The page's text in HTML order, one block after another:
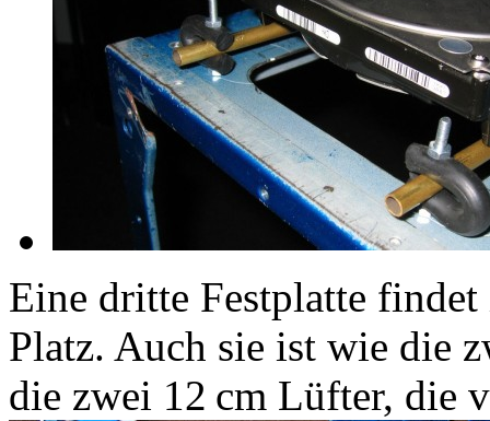
Eine dritte Festplatte findet
Platz. Auch sie ist wie die
die zwei 12 cm Lüfter, die